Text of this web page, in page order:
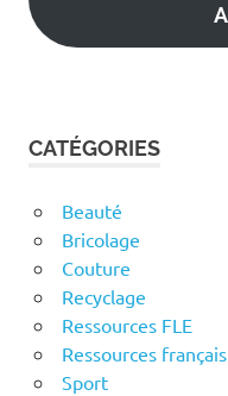
CATÉGORIES
Beauté
Bricolage
Couture
Recyclage
Ressources FLE
Ressources français
Sport